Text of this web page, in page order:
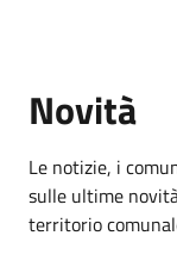
Novità
Le notizie, i
sulle ultime
territorio